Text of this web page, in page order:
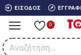
ΕΊΣΟΔΟΣ
0